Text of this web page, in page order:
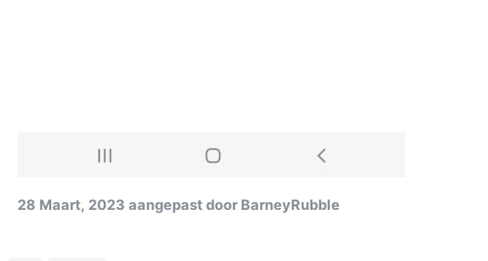
28 Maart, 2023 aangepast door BarneyRubble